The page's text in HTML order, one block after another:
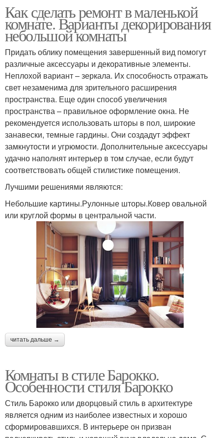
Как сделать ремонт в маленькой
комнате. Варианты декорирования
небольшой комнаты
Придать облику помещения завершенный вид помогут
различные аксессуары и декоративные элементы.
Неплохой вариант – зеркала. Их способность отражать
свет незаменима для зрительного расширения
пространства. Еще один способ увеличения
пространства – правильное оформление окна. Не
рекомендуется использовать шторы в пол, широкие
занавески, темные гардины. Они создадут эффект
замкнутости и угрюмости. Дополнительные аксессуары
удачно наполнят интерьер в том случае, если будут
соответствовать общей стилистике помещения.
Лучшими решениями являются:
Небольшие картины.Рулонные шторы.Ковер овальной
или круглой формы в центральной части.
читать дальше →
Комнаты в стиле Барокко.
Особенности стиля Барокко
Стиль Барокко или дворцовый стиль в архитектуре
является одним из наиболее известных и хорошо
сформировавшихся. В интерьере он призван